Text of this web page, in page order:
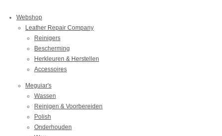
Webshop
Leather Repair Company
Reinigers
Bescherming
Herkleuren & Herstellen
Accessoires
Meguiar's
Wassen
Reinigen & Voorbereiden
Polish
Onderhouden